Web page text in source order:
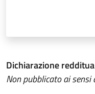
Dichiarazione
Non pubblicato ai